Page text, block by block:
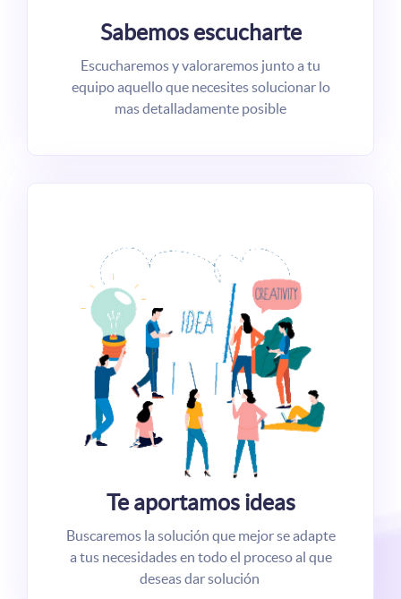
Sabemos escucharte
Escucharemos y valoraremos junto a tu
equipo aquello que necesites solucionar lo
mas detalladamente posible
Te aportamos ideas
Buscaremos la solución que mejor se adapte
a tus necesidades en todo el proceso al que
deseas dar solución